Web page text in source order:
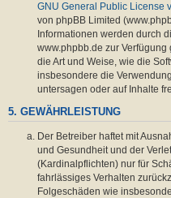
GNU General Public License
von phpBB Limited
Informationen werden durch
www.phpbb.de zur
die Art und Weise, wie die
insbesondere die
untersagen oder auf Inhalte
5. GEWÄHRLEISTUNG
Der Betreiber haftet mit
und Gesundheit und der
(Kardinalpflichten) nur für
fahrlässiges Verhalten
Folgeschäden wie